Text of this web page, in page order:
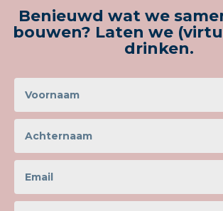
Benieuwd wat we
bouwen? Laten we
drinken.